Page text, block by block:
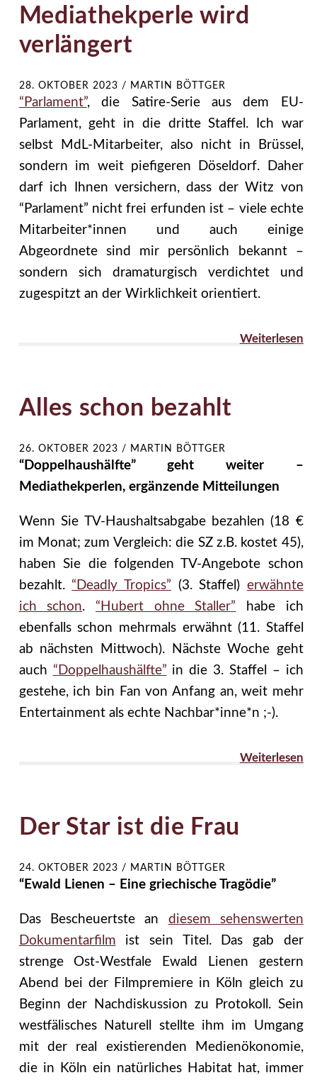
Mediathekperle wird
verlängert
28. OKTOBER 2023 / MARTIN BÖTTGER
“Parlament”, die Satire-Serie aus dem EU-
Parlament, geht in die dritte Staffel. Ich war
selbst MdL-Mitarbeiter, also nicht in Brüssel,
sondern im weit piefigeren Döseldorf. Daher
darf ich Ihnen versichern, dass der Witz von
“Parlament” nicht frei erfunden ist – viele echte
Mitarbeiter*innen und auch einige
Abgeordnete sind mir persönlich bekannt –
sondern sich dramaturgisch verdichtet und
zugespitzt an der Wirklichkeit orientiert.
Weiterlesen
Alles schon bezahlt
26. OKTOBER 2023 / MARTIN BÖTTGER
“Doppelhaushälfte” geht weiter –
Mediathekperlen, ergänzende Mitteilungen
Wenn Sie TV-Haushaltsabgabe bezahlen (18 €
im Monat; zum Vergleich: die SZ z.B. kostet 45),
haben Sie die folgenden TV-Angebote schon
bezahlt. “Deadly Tropics” (3. Staffel) erwähnte
ich schon. “Hubert ohne Staller” habe ich
ebenfalls schon mehrmals erwähnt (11. Staffel
ab nächsten Mittwoch). Nächste Woche geht
auch “Doppelhaushälfte” in die 3. Staffel – ich
gestehe, ich bin Fan von Anfang an, weit mehr
Entertainment als echte Nachbar*inne*n ;-).
Weiterlesen
Der Star ist die Frau
24. OKTOBER 2023 / MARTIN BÖTTGER
“Ewald Lienen – Eine griechische Tragödie”
Das Bescheuertste an diesem sehenswerten
Dokumentarfilm ist sein Titel. Das gab der
strenge Ost-Westfale Ewald Lienen gestern
Abend bei der Filmpremiere in Köln gleich zu
Beginn der Nachdiskussion zu Protokoll. Sein
westfälisches Naturell stellte ihm im Umgang
mit der real existierenden Medienökonomie,
die in Köln ein natürliches Habitat hat, immer